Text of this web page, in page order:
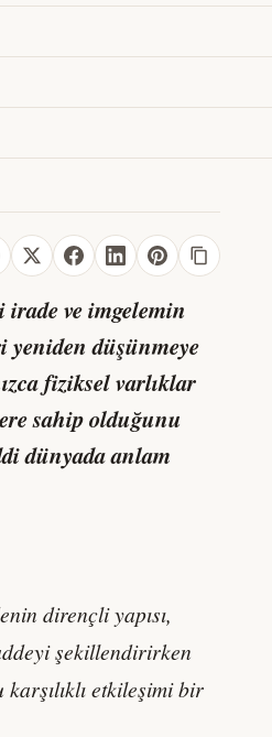
ve imgelemin
yeniden düşünmeye
fiziksel varlıklar
sahip olduğunu
dünyada anlam
dirençli yapısı,
şekillendirirken
etkileşimi bir